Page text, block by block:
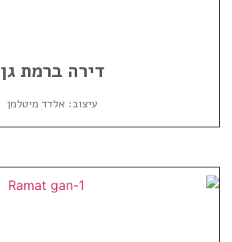
דירה ברמת גן
עיצוב: אלדד מיטלמן